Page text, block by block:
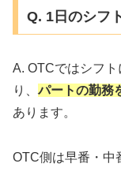
Q. 1日のシフ
A. OTCではシフ
り、パートの勤務
あります。
OTC側は早番・中